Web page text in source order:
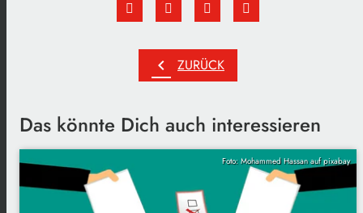
chevron_left ZURÜCK
Das könnte Dich auch interessieren
Foto: Mohammed Hassan auf pixabay